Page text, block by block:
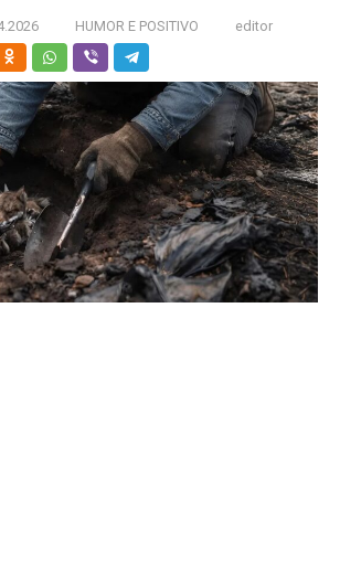
HUMOR E POSITIVO editor